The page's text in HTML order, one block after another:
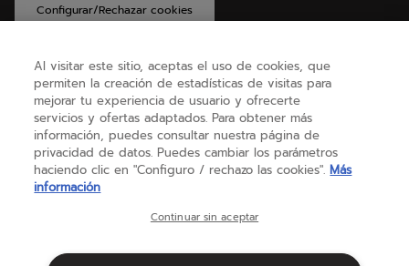
Configurar/Rechazar cookies
AYUDA
SOBRE NOSOTROS
Al visitar este sitio, aceptas el uso de cookies, que
permiten la creación de estadísticas de visitas para
mejorar tu experiencia de usuario y ofrecerte
servicios y ofertas adaptados. Para obtener más
información, puedes consultar nuestra página de
privacidad de datos. Puedes cambiar los parámetros
haciendo clic en "Configuro / rechazo las cookies". Más
información
Continuar sin aceptar